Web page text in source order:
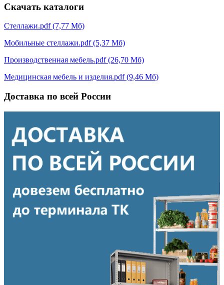
Скачать каталоги
Стеллажи.pdf (7,77 Мб)
Мобильные стеллажи.pdf (5,37 Мб)
Производственная мебель.pdf (26,70 Мб)
Медицинская мебель и изделия.pdf (9,46 Мб)
Доставка по всей России